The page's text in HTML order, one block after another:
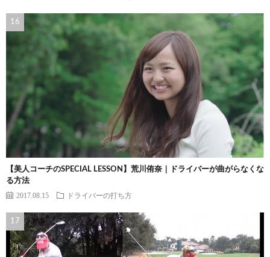
【美人コーチのSPECIAL LESSON】荒川侑奈｜ドライバーが曲がらなくな
る方法
2017.08.15 ドライバーの打ち方